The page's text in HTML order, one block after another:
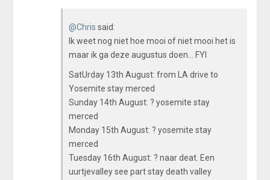
@Chris said:
Ik weet nog niet hoe mooi of niet mooi het is
maar ik ga deze augustus doen... FYI
SatUrday 13th August: from LA drive to
Yosemite stay merced
Sunday 14th August: ? yosemite stay
merced
Monday 15th August: ? yosemite stay
merced
Tuesday 16th August: ? naar deat. Een
uurtjevalley see part stay death valley